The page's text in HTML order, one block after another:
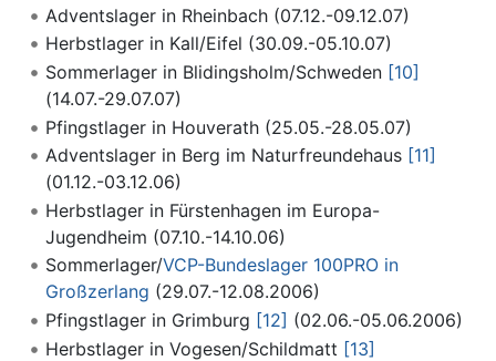
Adventslager in Rheinbach (07.12.-09.12.07)
Herbstlager in Kall/Eifel (30.09.-05.10.07)
Sommerlager in Blidingsholm/Schweden [10]
(14.07.-29.07.07)
Pfingstlager in Houverath (25.05.-28.05.07)
Adventslager in Berg im Naturfreundehaus [11]
(01.12.-03.12.06)
Herbstlager in Fürstenhagen im Europa-
Jugendheim (07.10.-14.10.06)
Sommerlager/VCP-Bundeslager 100PRO in
Großzerlang (29.07.-12.08.2006)
Pfingstlager in Grimburg [12] (02.06.-05.06.2006)
Herbstlager in Vogesen/Schildmatt [13]